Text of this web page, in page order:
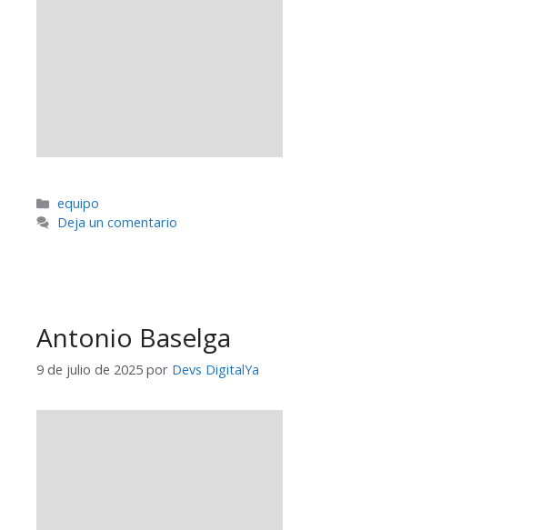
equipo
Deja un comentario
Antonio Baselga
9 de julio de 2025 por Devs DigitalYa